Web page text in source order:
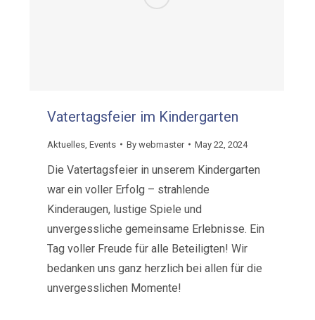
Vatertagsfeier im Kindergarten
Aktuelles ,Events Bywebmaster May 22, 2024
Die Vatertagsfeier in unserem Kindergarten
war ein voller Erfolg – strahlende
Kinderaugen, lustige Spiele und
unvergessliche gemeinsame Erlebnisse. Ein
Tag voller Freude für alle Beteiligten! Wir
bedanken uns ganz herzlich bei allen für die
unvergesslichen Momente!